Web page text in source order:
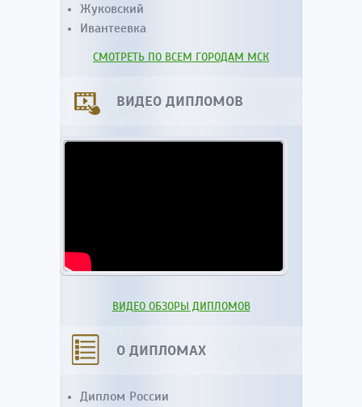
Жуковский
Ивантеевка
СМОТРЕТЬ ПО ВСЕМ ГОРОДАМ МСК
ВИДЕО ДИПЛОМОВ
ВИДЕО ОБЗОРЫ ДИПЛОМОВ
О ДИПЛОМАХ
Диплом России